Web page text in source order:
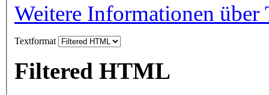
Weitere Informationen über
Textformat
Filtered HTML